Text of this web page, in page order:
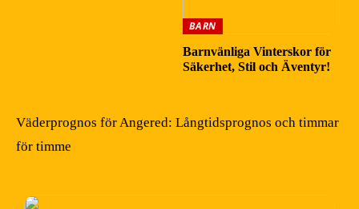
BARN
Barnvänliga Vinterskor för
Säkerhet, Stil och Äventyr!
Väderprognos för Angered: Långtidsprognos och timmar
för timme